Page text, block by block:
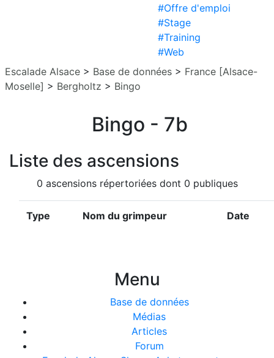
#Offre d'emploi
#Stage
#Training
#Web
Escalade Alsace > Base de données > France [Alsace-
Moselle] > Bergholtz > Bingo
Bingo - 7b
Liste des ascensions
0 ascensions répertoriées dont 0 publiques
Type Nom du grimpeur Date
Menu
Base de données
Médias
Articles
Forum